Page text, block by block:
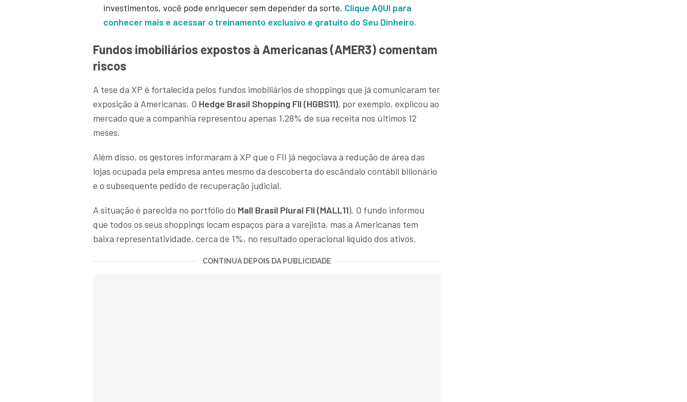
investimentos, você pode enriquecer sem depender da sorte. Clique AQUI para
conhecer mais e acessar o treinamento exclusivo e gratuito do Seu Dinheiro.
Fundos imobiliários expostos à Americanas (AMER3) comentam
riscos
A tese da XP é fortalecida pelos fundos imobiliários de shoppings que já comunicaram ter
exposição à Americanas. O Hedge Brasil Shopping FII (HGBS11), por exemplo, explicou ao
mercado que a companhia representou apenas 1,28% de sua receita nos últimos 12
meses.
Além disso, os gestores informaram à XP que o FII já negociava a redução de área das
lojas ocupada pela empresa antes mesmo da descoberta do escândalo contábil bilionário
e o subsequente pedido de recuperação judicial.
A situação é parecida no portfólio do Mall Brasil Plural FII (MALL11). O fundo informou
que todos os seus shoppings locam espaços para a varejista, mas a Americanas tem
baixa representatividade, cerca de 1%, no resultado operacional líquido dos ativos.
CONTINUA DEPOIS DA PUBLICIDADE